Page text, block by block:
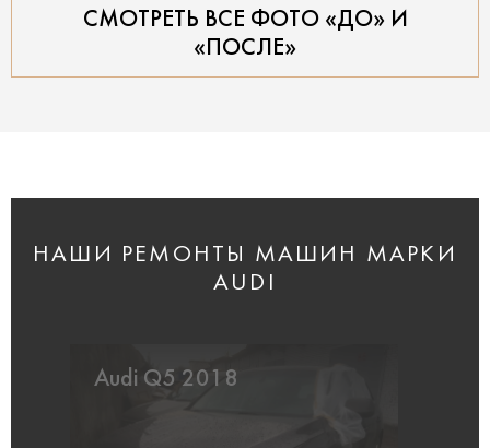
СМОТРЕТЬ ВСЕ ФОТО «ДО» И
«ПОСЛЕ»
НАШИ РЕМОНТЫ МАШИН МАРКИ
AUDI
Audi Q5 2018